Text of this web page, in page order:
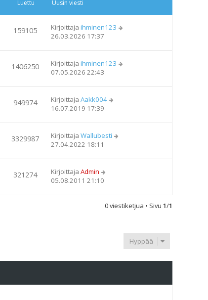
Luettu Uusin viesti
159105 Kirjoittaja ihminen123
26.03.2026 17:37
1406250 Kirjoittaja ihminen123
07.05.2026 22:43
949974 Kirjoittaja Aakk004
16.07.2019 17:39
3329987 Kirjoittaja Wallubesti
27.04.2022 18:11
321274 Kirjoittaja Admin
05.08.2011 21:10
0 viestiketjua • Sivu 1/1
Hyppää